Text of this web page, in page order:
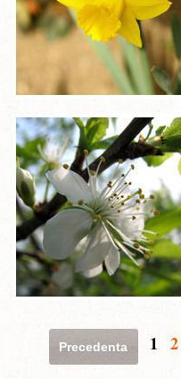
Precedenta 1 2